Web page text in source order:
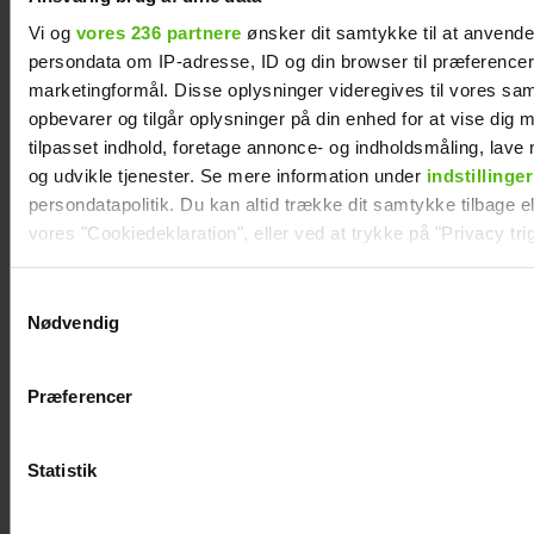
Vi og vores 236 partnere ønsker dit samtykke til at
persondata om IP-adresse, ID og din browser til
marketingformål. Disse oplysninger videregives til vores
opbevarer og tilgår oplysninger på din enhed for at vise dig
tilpasset indhold, foretage annonce- og indholdsmåling, lave
og udvikle tjenester. Se mere information under indstillinger
persondatapolitik. Du kan altid trække dit samtykke tilbage
vores "Cookiedeklaration", eller ved at trykke på "Privacy
Vi anvender egne cookies og cookies fra tredjeparter til at
generere statistik og huske dine præferencer samt til brug
Nødvendig
Præferencer
Statistik
årets “Robinson”